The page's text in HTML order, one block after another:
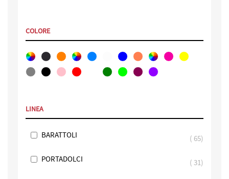
COLORE
LINEA
BARATTOLI
65
PORTADOLCI
31